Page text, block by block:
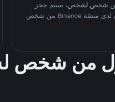
شخص لشخص، سيتم حجز
الأصل الرقمي في الضمان لدى منصّة Binance من شخص
من